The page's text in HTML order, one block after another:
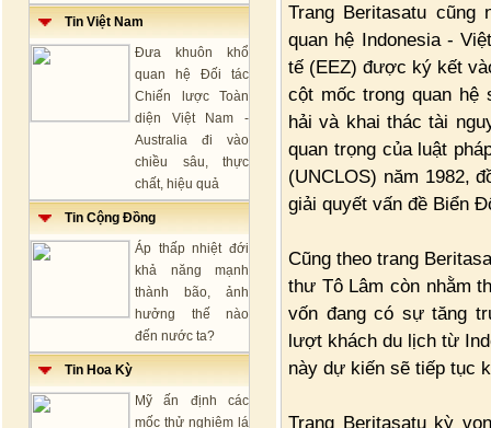
Tin Việt Nam
Đưa khuôn khổ
quan hệ Đối tác
Chiến lược Toàn
diện Việt Nam -
Australia đi vào
chiều sâu, thực
chất, hiệu quả
Tin Cộng Đồng
Áp thấp nhiệt đới
khả năng mạnh
thành bão, ảnh
hưởng thế nào
đến nước ta?
Tin Hoa Kỳ
Mỹ ấn định các
mốc thử nghiệm lá
Trang Beritasatu
quan hệ Indonesia -
tế (EEZ) được ký kết
cột mốc trong quan
hải và khai thác tài
quan trọng của luật
(UNCLOS) năm 1982,
giải quyết vấn đề Biển
Cũng theo trang
thư Tô Lâm còn nhằm
vốn đang có sự tăng
lượt khách du lịch từ
này dự kiến sẽ tiếp tục
Trang Beritasatu kỳ